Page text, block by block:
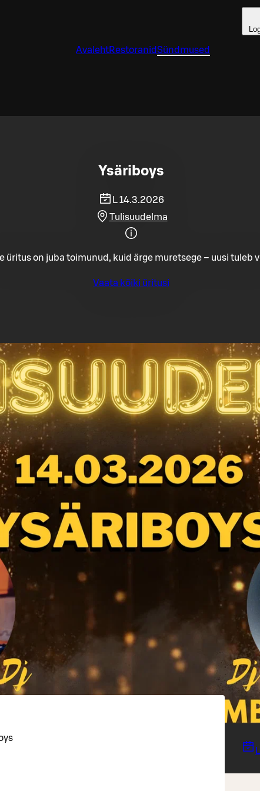
AvalehtRestoranidSündmused
Ysäriboys
L 14.3.2026
Tulisuudelma
üritus on juba toimunud, kuid ärge muretsege – uusi tuleb
Vaata kõiki üritusi